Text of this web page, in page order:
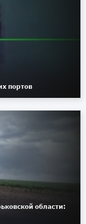
портов
области: